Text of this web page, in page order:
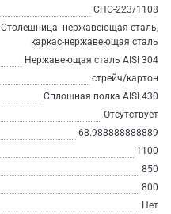
СПС-223/1108
Столешница- нержавеющая сталь,
каркас-нержавеющая сталь
Нержавеющая сталь AISI 304
стрейч/картон
Сплошная полка AISI 430
Отсутствует
68.988888888889
1100
850
800
Нет